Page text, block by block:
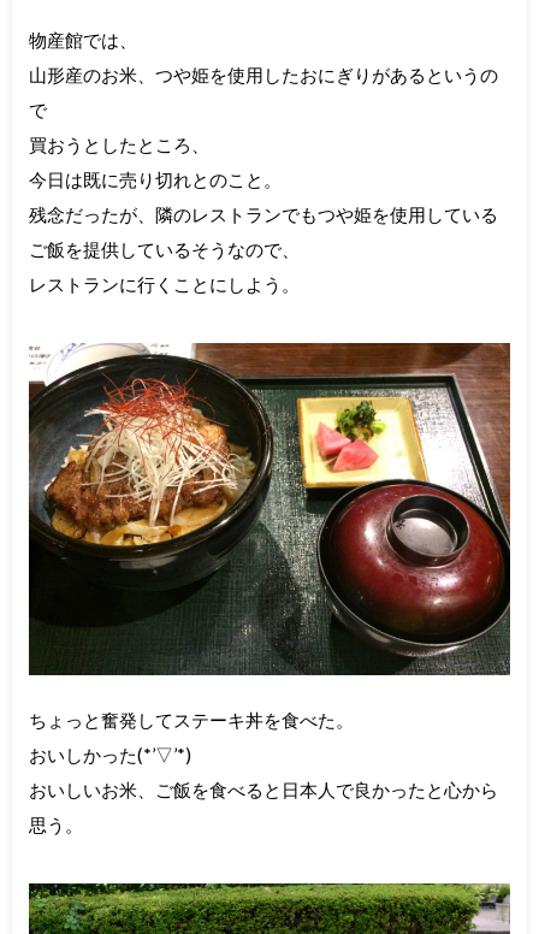
物産館では、
山形産のお米、つや姫を使用したおにぎりがあるというの
で
買おうとしたところ、
今日は既に売り切れとのこと。
残念だったが、隣のレストランでもつや姫を使用している
ご飯を提供しているそうなので、
レストランに行くことにしよう。
ちょっと奮発してステーキ丼を食べた。
おいしかった(*’▽’*)
おいしいお米、ご飯を食べると日本人で良かったと心から
思う。